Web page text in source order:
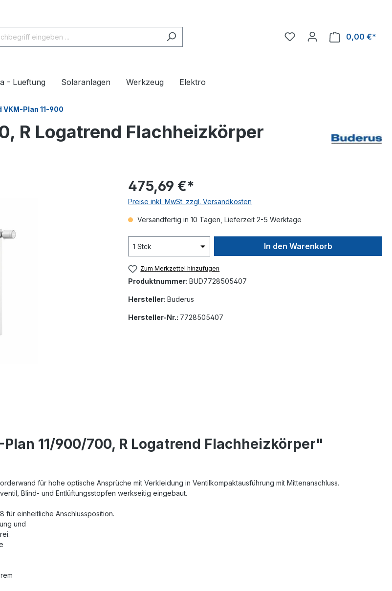
0,00 €*
- Lueftung Solaranlagen Werkzeug Elektro
VKM-Plan 11-900
R Logatrend Flachheizkörper
475,69 €*
Preise inkl. MwSt. zzgl. Versandkosten
Versandfertig in 10 Tagen, Lieferzeit 2-5 Werktage
In den Warenkorb
Zum Merkzettel hinzufügen
Produktnummer: BUD7728505407
Hersteller: Buderus
Hersteller-Nr.: 7728505407
11/900/700, R Logatrend Flachheizkörper"
für hohe optische Ansprüche mit Verkleidung in Ventilkompaktausführung mit Mittenanschluss.
Blind- und Entlüftungsstopfen werkseitig eingebaut.
für einheitliche Anschlussposition.
und